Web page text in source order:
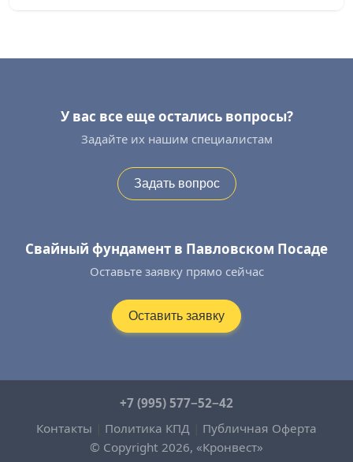
У вас все еще остались вопросы?
Задайте их нашим специалистам
Задать вопрос
Свайный фундамент в Павловском Посаде
Оставьте заявку прямо сейчас
Оставить заявку
© Copyright 2026, «Кронвест»
+7 (995) 577−52−42
Контакты
Политика КПД Публичная Оферта